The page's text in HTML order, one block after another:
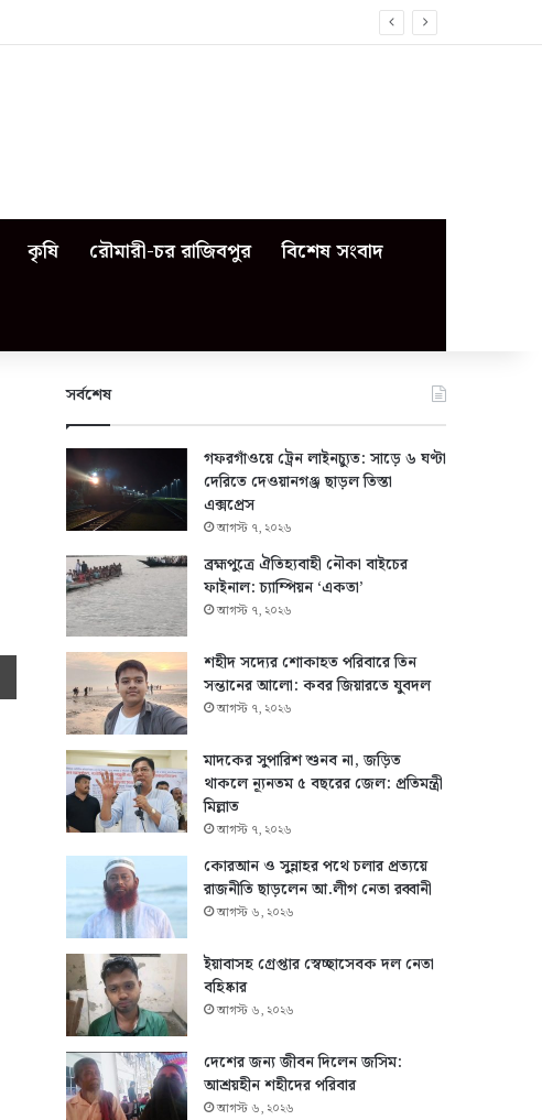
কৃষি রৌমারী-চর রাজিবপুর বিশেষ সংবাদ
Print
সর্বশেষ
গফরগাঁওয়ে ট্রেন লাইনচ্যুত: সাড়ে ৬ ঘণ্টা
দেরিতে দেওয়ানগঞ্জ ছাড়ল তিস্তা
এক্সপ্রেস
আগস্ট ৭, ২০২৬
ব্রহ্মপুত্রে ঐতিহ্যবাহী নৌকা বাইচের
ফাইনাল: চ্যাম্পিয়ন ‘একতা’
আগস্ট ৭, ২০২৬
শহীদ সদ্যের শোকাহত পরিবারে তিন
সন্তানের আলো: কবর জিয়ারতে যুবদল
আগস্ট ৭, ২০২৬
মাদকের সুপারিশ শুনব না, জড়িত
থাকলে ন্যূনতম ৫ বছরের জেল: প্রতিমন্ত্রী
মিল্লাত
আগস্ট ৭, ২০২৬
কোরআন ও সুন্নাহর পথে চলার প্রত্যয়ে
রাজনীতি ছাড়লেন আ.লীগ নেতা রব্বানী
আগস্ট ৬, ২০২৬
ইয়াবাসহ গ্রেপ্তার স্বেচ্ছাসেবক দল নেতা
বহিষ্কার
আগস্ট ৬, ২০২৬
দেশের জন্য জীবন দিলেন জসিম:
আশ্রয়হীন শহীদের পরিবার
আগস্ট ৬, ২০২৬